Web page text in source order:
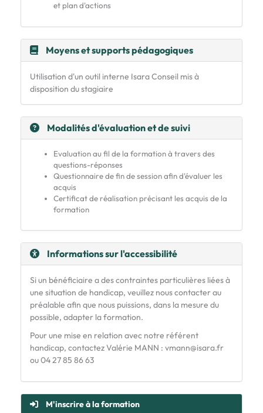
et plan d'actions
Moyens et supports pédagogiques
Utilisation d'un outil interne Isara Conseil mis à
disposition du stagiaire
Modalités d'évaluation et de suivi
Evaluation au fil de la formation à travers des
questions-réponses
Questionnaire de fin de session afin d'évaluer les
acquis
Certificat de réalisation précisant les acquis de la
formation
Informations sur l'accessibilité
Si un bénéficiaire a des contraintes particulières liées à
une situation de handicap, veuillez nous contacter au
préalable afin que nous puissions, dans la mesure du
possible, adapter la formation.
Pour une mise en relation avec notre référent
handicap, contactez Valérie MANN : vmann@isara.fr
ou 04 27 85 86 63
M'inscrire à la formation